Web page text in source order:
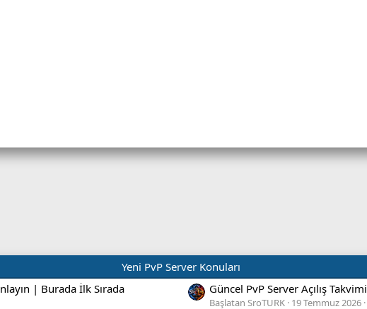
Yeni PvP Server Konuları
| Burada İlk Sırada
Güncel PvP Server Açılış Takvimi
Başlatan SroTURK 19 Temmuz 2026